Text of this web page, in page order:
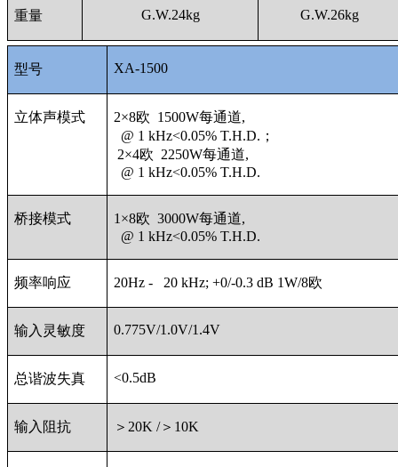
重量 G.W.24kg G.W.26kg
型号 XA-1500
立体声模式
2×8欧 1500W每通道,
@ 1 kHz<0.05% T.H.D.；
2×4欧 2250W每通道,
@ 1 kHz<0.05% T.H.D.
桥接模式
1×8欧 3000W每通道,
@ 1 kHz<0.05% T.H.D.
频率响应 20Hz - 20 kHz; +0/-0.3 dB 1W/8欧
输入灵敏度 0.775V/1.0V/1.4V
总谐波失真 <0.5dB
输入阻抗 ＞20K /＞10K